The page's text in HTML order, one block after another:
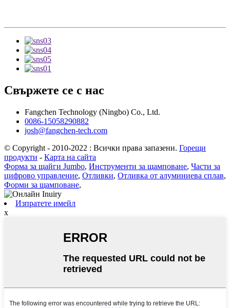
Свържете се с нас
Fangchen Technology (Ningbo) Co., Ltd.
0086-15058290882
josh@fangchen-tech.com
© Copyright - 2010-2022 : Всички права запазени. Горещи
продукти - Карта на сайта
Форма за щайги Jumbo, Инструменти за щамповане, Части за
цифрово управление, Отливки, Отливка от алуминиева сплав,
Форми за щамповане,
Изпратете имейл
x